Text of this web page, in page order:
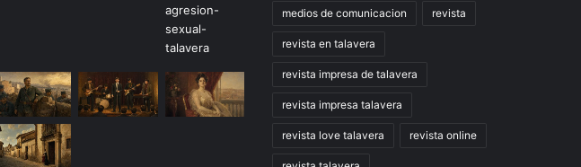
medios de comunicacion revista
revista en talavera
revista impresa de talavera
revista impresa talavera
revista love talavera revista online